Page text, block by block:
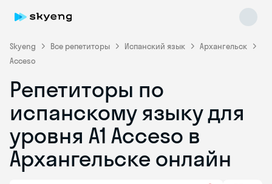
Skyeng Все репетиторы Испанский язык
Архангельск
Acceso
Репетиторы по
испанскому языку для
уровня A1 Acceso в
Архангельске онлайн
Skyeng Chat